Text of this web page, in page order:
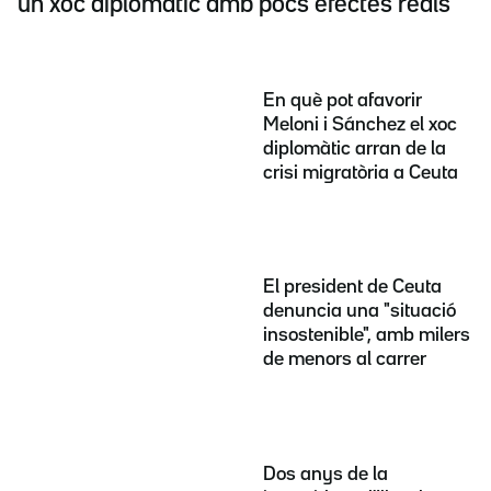
un xoc diplomàtic amb pocs efectes reals
En què pot afavorir
Meloni i Sánchez el xoc
diplomàtic arran de la
crisi migratòria a Ceuta
El president de Ceuta
denuncia una "situació
insostenible", amb milers
de menors al carrer
Dos anys de la